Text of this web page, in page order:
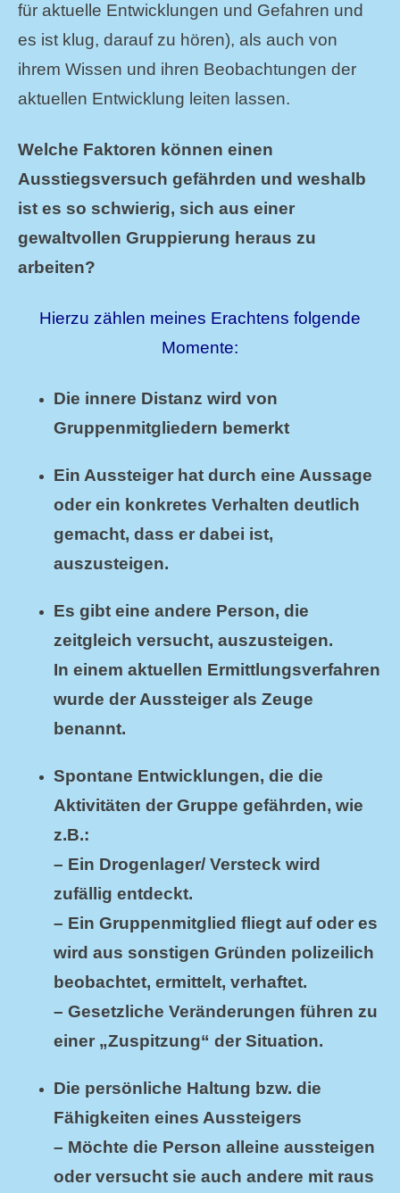
für aktuelle Entwicklungen und Gefahren und
es ist klug, darauf zu hören), als auch von
ihrem Wissen und ihren Beobachtungen der
aktuellen Entwicklung leiten lassen.
Welche Faktoren können einen
Ausstiegsversuch gefährden und weshalb
ist es so schwierig, sich aus einer
gewaltvollen Gruppierung heraus zu
arbeiten?
Hierzu zählen meines Erachtens folgende
Momente:
Die innere Distanz wird von
Gruppenmitgliedern bemerkt
Ein Aussteiger hat durch eine Aussage
oder ein konkretes Verhalten deutlich
gemacht, dass er dabei ist,
auszusteigen.
Es gibt eine andere Person, die
zeitgleich versucht, auszusteigen.
In einem aktuellen Ermittlungsverfahren
wurde der Aussteiger als Zeuge
benannt.
Spontane Entwicklungen, die die
Aktivitäten der Gruppe gefährden, wie
z.B.:
– Ein Drogenlager/ Versteck wird
zufällig entdeckt.
– Ein Gruppenmitglied fliegt auf oder es
wird aus sonstigen Gründen polizeilich
beobachtet, ermittelt, verhaftet.
– Gesetzliche Veränderungen führen zu
einer „Zuspitzung“ der Situation.
Die persönliche Haltung bzw. die
Fähigkeiten eines Aussteigers
– Möchte die Person alleine aussteigen
oder versucht sie auch andere mit raus